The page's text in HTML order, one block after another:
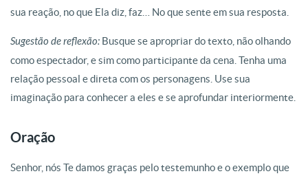
sua reação, no que Ela diz, faz… No que sente em sua resposta.
Sugestão de reflexão: Busque se apropriar do texto, não olhando
como espectador, e sim como participante da cena. Tenha uma
relação pessoal e direta com os personagens. Use sua
imaginação para conhecer a eles e se aprofundar interiormente.
Oração
Senhor, nós Te damos graças pelo testemunho e o exemplo que